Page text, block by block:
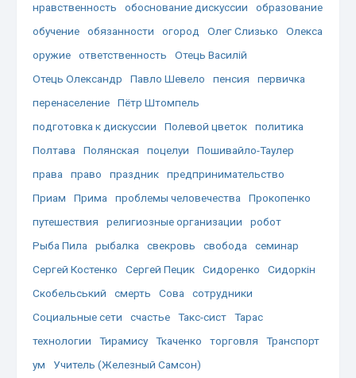
нравственность
обоснование дискуссии
образование
обучение
обязанности огород Олег Слизько
Олекса
оружие
ответственность
Отець Василій
Отець Олександр
Павло Шевело пенсия
первичка
перенаселение
Пётр Штомпель
подготовка к дискуссии
Полевой цветок
политика
Полтава
Полянская поцелуи
Пошивайло-Таулер
права
право праздник
предпринимательство
Приам
Прима проблемы человечества
Прокопенко
путешествия
религиозные организации
робот
Рыба Пила
рыбалка свекровь свобода
семинар
Сергей Костенко
Сергей Пецик Сидоренко
Сидоркін
Скобельський
смерть Сова
сотрудники
Социальные сети
счастье Такс-сист
Тарас
технологии
Тирамису Ткаченко торговля
Транспорт
ум
Учитель (Железный Самсон)